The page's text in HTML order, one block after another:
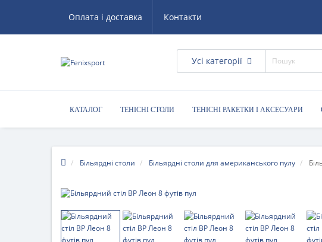
Оплата і доставка Контакти
Усі категорії
КАТАЛОГ ТЕНІСНІ СТОЛИ ТЕНІСНІ РАКЕТКИ І АКСЕСУАРИ
КОРИСНІ ПОРАДИ
Більярдні столи Більярдні столи для американського пулу